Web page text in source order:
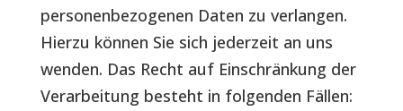
personenbezogenen Daten zu verlangen.
Hierzu können Sie sich jederzeit an uns
wenden. Das Recht auf Einschränkung der
Verarbeitung besteht in folgenden Fällen: